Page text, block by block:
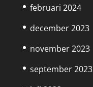
februari 2024
december 2023
november 2023
september 2023